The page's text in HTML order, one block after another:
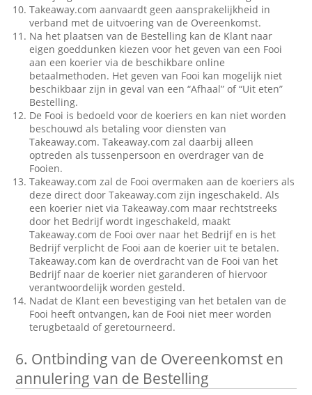
Takeaway.com aanvaardt geen aansprakelijkheid in
verband met de uitvoering van de Overeenkomst.
Na het plaatsen van de Bestelling kan de Klant naar
eigen goeddunken kiezen voor het geven van een Fooi
aan een koerier via de beschikbare online
betaalmethoden. Het geven van Fooi kan mogelijk niet
beschikbaar zijn in geval van een “Afhaal” of “Uit eten”
Bestelling.
De Fooi is bedoeld voor de koeriers en kan niet worden
beschouwd als betaling voor diensten van
Takeaway.com. Takeaway.com zal daarbij alleen
optreden als tussenpersoon en overdrager van de
Fooien.
Takeaway.com zal de Fooi overmaken aan de koeriers als
deze direct door Takeaway.com zijn ingeschakeld. Als
een koerier niet via Takeaway.com maar rechtstreeks
door het Bedrijf wordt ingeschakeld, maakt
Takeaway.com de Fooi over naar het Bedrijf en is het
Bedrijf verplicht de Fooi aan de koerier uit te betalen.
Takeaway.com kan de overdracht van de Fooi van het
Bedrijf naar de koerier niet garanderen of hiervoor
verantwoordelijk worden gesteld.
Nadat de Klant een bevestiging van het betalen van de
Fooi heeft ontvangen, kan de Fooi niet meer worden
terugbetaald of geretourneerd.
6. Ontbinding van de Overeenkomst en
annulering van de Bestelling